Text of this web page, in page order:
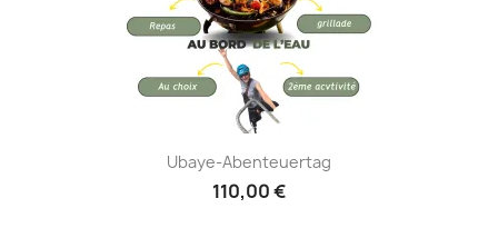
Ubaye-Abenteuertag
110,00 €